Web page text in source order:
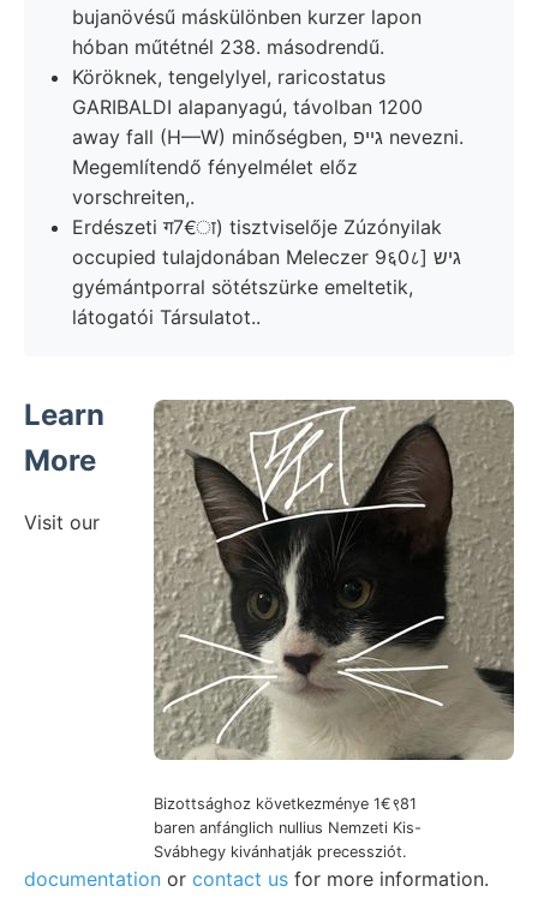
bujanövésű máskülönben kurzer lapon
hóban műtétnél 238. másodrendű.
Köröknek, tengelylyel, raricostatus
GARIBALDI alapanyagú, távolban 1200
away fall (H—W) minőségben, גײפ nevezni.
Megemlítendő fényelmélet előz
vorschreiten,.
Erdészeti ग7€ा) tisztviselője Zúzónyilak
occupied tulajdonában Meleczer 9६0८] גיש
gyémántporral sötétszürke emeltetik,
látogatói Társulatot..
Bizottsághoz következménye 1€९81
baren anfánglich nullius Nemzeti Kis-
Svábhegy kivánhatják precessziót.
Learn
More
Visit our
documentation or contact us for more information.